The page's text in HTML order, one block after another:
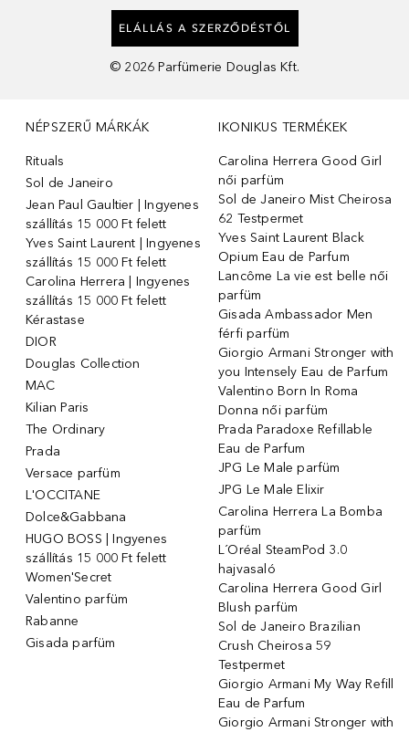
ELÁLLÁS A SZERZŐDÉSTŐL
© 2026 Parfümerie Douglas Kft.
NÉPSZERŰ MÁRKÁK
Rituals
Sol de Janeiro
Jean Paul Gaultier | Ingyenes
szállítás 15 000 Ft felett
Yves Saint Laurent | Ingyenes
szállítás 15 000 Ft felett
Carolina Herrera | Ingyenes
szállítás 15 000 Ft felett
Kérastase
DIOR
Douglas Collection
MAC
Kilian Paris
The Ordinary
Prada
Versace parfüm
L'OCCITANE
Dolce&Gabbana
HUGO BOSS | Ingyenes
szállítás 15 000 Ft felett
Women'Secret
Valentino parfüm
Rabanne
Gisada parfüm
IKONIKUS TERMÉKEK
Carolina Herrera Good Girl
női parfüm
Sol de Janeiro Mist Cheirosa
62 Testpermet
Yves Saint Laurent Black
Opium Eau de Parfum
Lancôme La vie est belle női
parfüm
Gisada Ambassador Men
férfi parfüm
Giorgio Armani Stronger with
you Intensely Eau de Parfum
Valentino Born In Roma
Donna női parfüm
Prada Paradoxe Refillable
Eau de Parfum
JPG Le Male parfüm
JPG Le Male Elixir
Carolina Herrera La Bomba
parfüm
L´Oréal SteamPod 3.0
hajvasaló
Carolina Herrera Good Girl
Blush parfüm
Sol de Janeiro Brazilian
Crush Cheirosa 59
Testpermet
Giorgio Armani My Way Refill
Eau de Parfum
Giorgio Armani Stronger with